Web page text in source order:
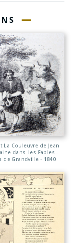
La Couleuvre de Jean
dans Les Fables -
de Grandville - 1840